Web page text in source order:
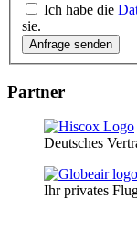
Ich habe die
sie.
Partner
Deutsches
Ihr privates